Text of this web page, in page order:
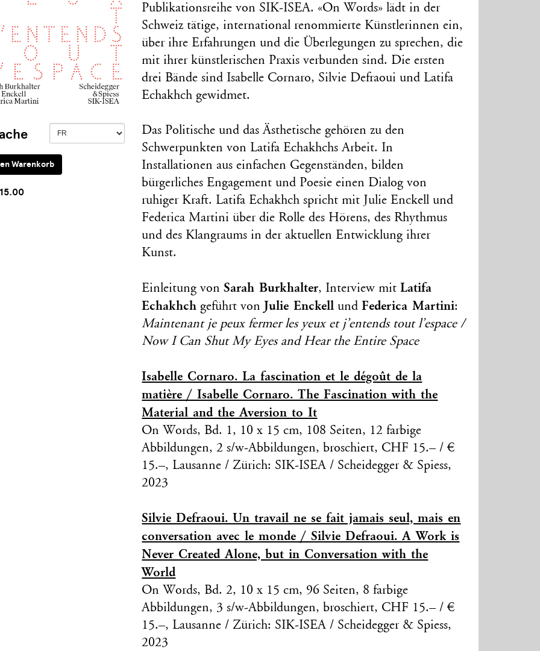
Publikationsreihe von SIK-ISEA. «On Words» lädt in der
Schweiz tätige, international renommierte Künstlerinnen ein,
über ihre Erfahrungen und die Überlegungen zu sprechen, die
mit ihrer künstlerischen Praxis verbunden sind. Die ersten
drei Bände sind Isabelle Cornaro, Silvie Defraoui und Latifa
Echakhch gewidmet.
Das Politische und das Ästhetische gehören zu den
Schwerpunkten von Latifa Echakhchs Arbeit. In
Installationen aus einfachen Gegenständen, bilden
bürgerliches Engagement und Poesie einen Dialog von
ruhiger Kraft. Latifa Echakhch spricht mit Julie Enckell und
Federica Martini über die Rolle des Hörens, des Rhythmus
und des Klangraums in der aktuellen Entwicklung ihrer
Kunst.
Einleitung vonSarah Burkhalter, Interview mitLatifa
Echakhch geführt von Julie Enckell undFederica Martini:
Maintenant je peux fermer les yeux et j’entends tout l’espace /
Now I Can Shut My Eyes and Hear the Entire Space
Isabelle Cornaro. La fascination et le dégoût de la
matière / Isabelle Cornaro. The Fascination with the
Material and the Aversion to It
On Words, Bd. 1, 10 x 15 cm, 108 Seiten, 12 farbige
Abbildungen, 2 s/w-Abbildungen, broschiert, CHF 15.– / €
15.–, Lausanne / Zürich: SIK-ISEA / Scheidegger & Spiess,
2023
Silvie Defraoui. Un travail ne se fait jamais seul, mais en
conversation avec le monde / Silvie Defraoui. A Work is
Never Created Alone, but in Conversation with the
World
On Words, Bd. 2, 10 x 15 cm, 96 Seiten, 8 farbige
Abbildungen, 3 s/w-Abbildungen, broschiert, CHF 15.– / €
15.–, Lausanne / Zürich: SIK-ISEA / Scheidegger & Spiess,
2023